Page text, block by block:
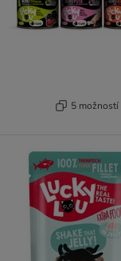
5 možností